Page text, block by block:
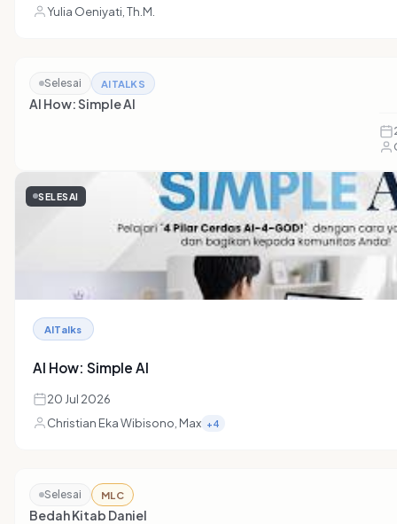
Yulia Oeniyati, Th.M.
Selesai AITALKS
AI How: Simple AI
SELESAI
AITalks
AI How: Simple AI
20 Jul 2026
Christian Eka Wibisono, Max +4
Selesai MLC
Bedah Kitab Daniel